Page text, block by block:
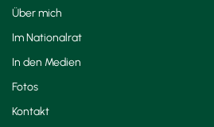
Über mich
Im Nationalrat
In den Medien
Fotos
Kontakt